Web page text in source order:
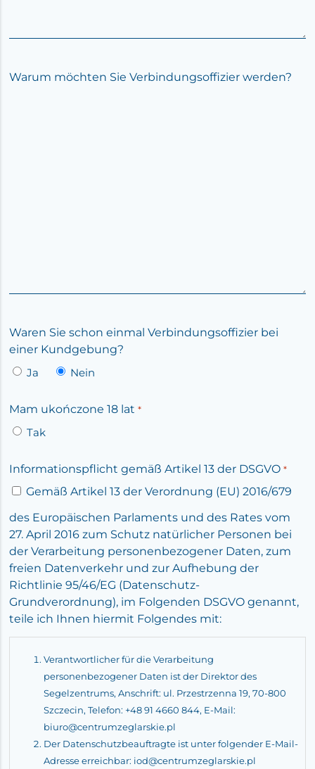
Warum möchten Sie Verbindungsoffizier werden?
Waren Sie schon einmal Verbindungsoffizier bei
einer Kundgebung?
Ja
Nein
Mam ukończone 18 lat *
Tak
Informationspflicht gemäß Artikel 13 der DSGVO *
Gemäß Artikel 13 der Verordnung (EU) 2016/679
des Europäischen Parlaments und des Rates vom
27. April 2016 zum Schutz natürlicher Personen bei
der Verarbeitung personenbezogener Daten, zum
freien Datenverkehr und zur Aufhebung der
Richtlinie 95/46/EG (Datenschutz-
Grundverordnung), im Folgenden DSGVO genannt,
teile ich Ihnen hiermit Folgendes mit:
Verantwortlicher für die Verarbeitung
personenbezogener Daten ist der Direktor des
Segelzentrums, Anschrift: ul. Przestrzenna 19, 70-800
Szczecin, Telefon: +48 91 4660 844, E-Mail:
biuro@centrumzeglarskie.pl
Der Datenschutzbeauftragte ist unter folgender E-Mail-
Adresse erreichbar: iod@centrumzeglarskie.pl